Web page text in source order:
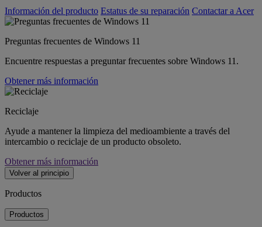
Información del producto Estatus de su reparación Contactar a Acer
Preguntas frecuentes de Windows 11
Encuentre respuestas a preguntar frecuentes sobre Windows 11.
Obtener más información
Reciclaje
Ayude a mantener la limpieza del medioambiente a través del
intercambio o reciclaje de un producto obsoleto.
Obtener más información
Volver al principio
Productos
Productos